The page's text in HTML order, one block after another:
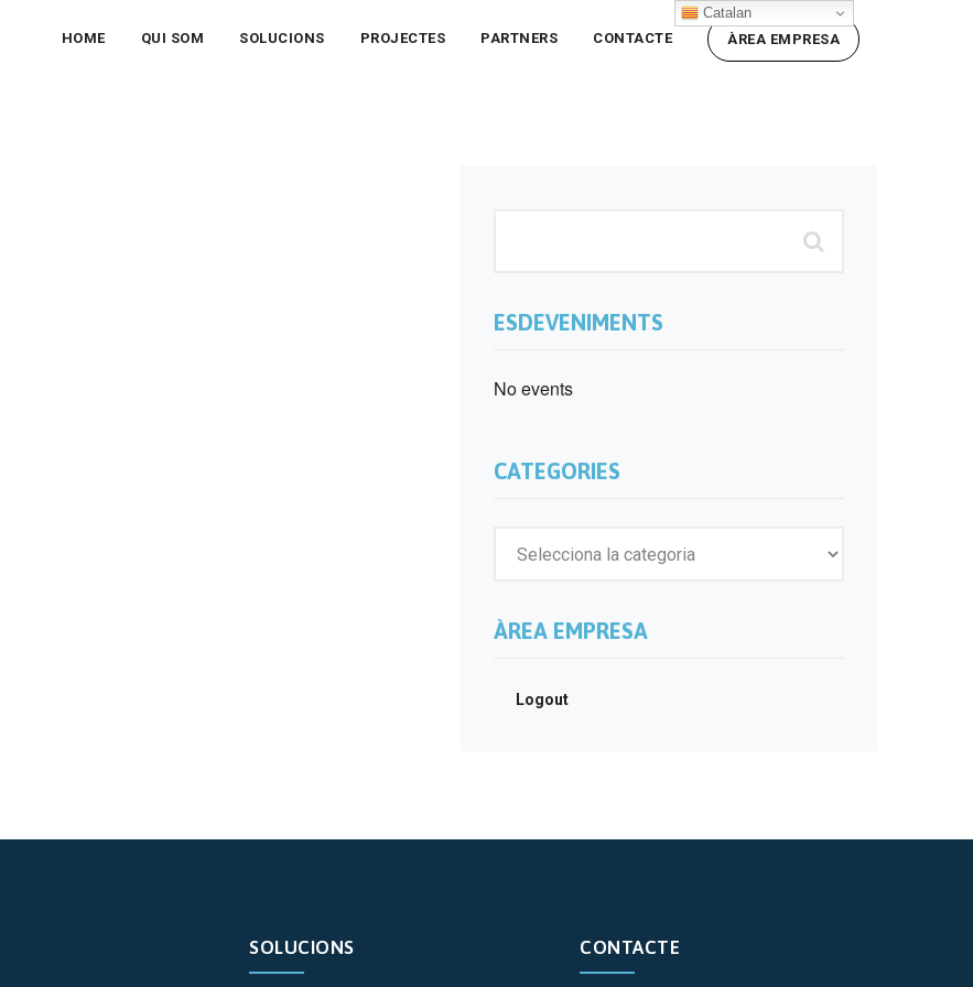
HOME QUI SOM SOLUCIONS PROJECTES PARTNERS CONTACTE ÀREA EMPRESA
ESDEVENIMENTS
No events
CATEGORIES
ÀREA EMPRESA
Logout
SOLUCIONS CONTACTE
Catalan